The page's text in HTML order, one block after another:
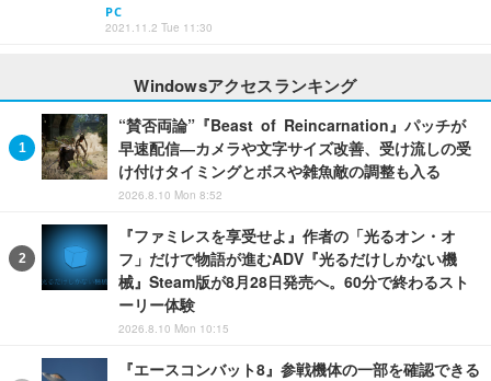
PC
2021.11.2 Tue 11:30
Windowsアクセスランキング
“賛否両論”『Beast of Reincarnation』パッチが
早速配信―カメラや文字サイズ改善、受け流しの受
け付けタイミングとボスや雑魚敵の調整も入る
2026.8.10 Mon 8:52
『ファミレスを享受せよ』作者の「光るオン・オ
フ」だけで物語が進むADV『光るだけしかない機
械』Steam版が8月28日発売へ。60分で終わるスト
ーリー体験
2026.8.10 Mon 10:15
『エースコンバット8』参戦機体の一部を確認できる